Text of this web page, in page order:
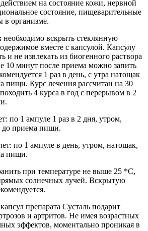
на состояние кожи, нервной
состояние, пищеварительные
в организме.
необходимо вскрыть стеклянную
вместе с капсулой. Капсулу
и не извлекать из биогенного раствора
10 минут после приема можно запить
1 раз в день, с утра натощак
пищи. Курс лечения рассчитан на 30
4 курса в год с перерывом в 2
по 1 ампуле 1 раз в 2 дня, утром,
до приема пищи.
по 1 ампуле в день, утром, натощак,
пищи.
при температуре не выше 25 *С,
солнечных лучей. Вскрытую
препарата Сусталь подарит
и артритов. Не имея возрастных
эффектов, моментально проникая в